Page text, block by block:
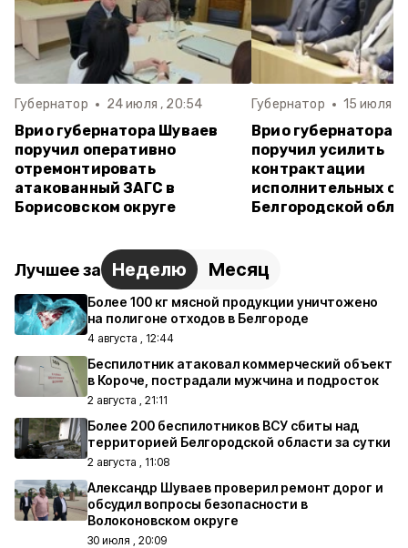
Губернатор 24 июля , 20:54
Врио губернатора Шуваев
поручил оперативно
отремонтировать
атакованный ЗАГС в
Борисовском округе
Губернатор 15 июля ,
Врио губернатора
поручил усилить
контрактации
исполнительных
Белгородской
Лучшее за Неделю Месяц
Более 100 кг мясной продукции уничтожено
на полигоне отходов в Белгороде
4 августа , 12:44
Беспилотник атаковал коммерческий объект
в Короче, пострадали мужчина и подросток
2 августа , 21:11
Более 200 беспилотников ВСУ сбиты над
территорией Белгородской области за сутки
2 августа , 11:08
Александр Шуваев проверил ремонт дорог и
обсудил вопросы безопасности в
Волоконовском округе
30 июля , 20:09